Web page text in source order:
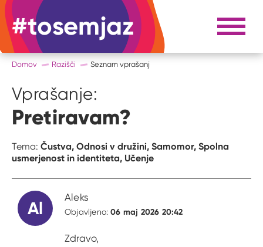
#tosemjaz #to sem jaz Razpri
Domov Razišči Seznam vprašanj
Vprašanje:
Pretiravam?
Tema: Čustva, Odnosi v družini, Samomor, Spolna
usmerjenost in identiteta, Učenje
Al
Aleks
Objavljeno:06 maj 2026 20:42
Zdravo,